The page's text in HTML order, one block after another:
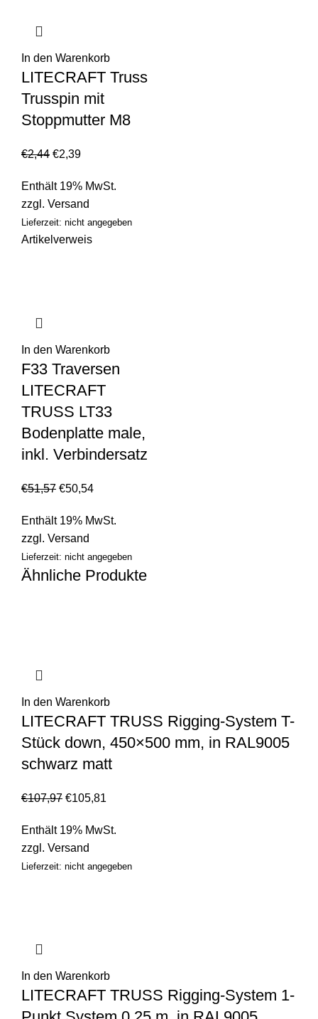
In den Warenkorb
LITECRAFT Truss
Trusspin mit
Stoppmutter M8
€2,44 €2,39
Enthält 19% MwSt.
zzgl. Versand
Lieferzeit: nicht angegeben
Artikelverweis
In den Warenkorb
F33 Traversen
LITECRAFT
TRUSS LT33
Bodenplatte male,
inkl. Verbindersatz
€51,57 €50,54
Enthält 19% MwSt.
zzgl. Versand
Lieferzeit: nicht angegeben
Ähnliche Produkte
In den Warenkorb
LITECRAFT TRUSS Rigging-System T-
Stück down, 450×500 mm, in RAL9005
schwarz matt
€107,97 €105,81
Enthält 19% MwSt.
zzgl. Versand
Lieferzeit: nicht angegeben
In den Warenkorb
LITECRAFT TRUSS Rigging-System 1-